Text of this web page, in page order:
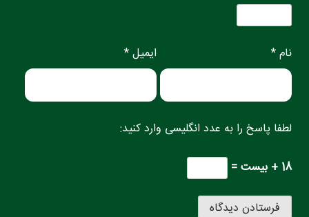
نام * ایمیل *
لطفا پاسخ را به عدد انگلیسی وارد کنید:
18 + بیست =